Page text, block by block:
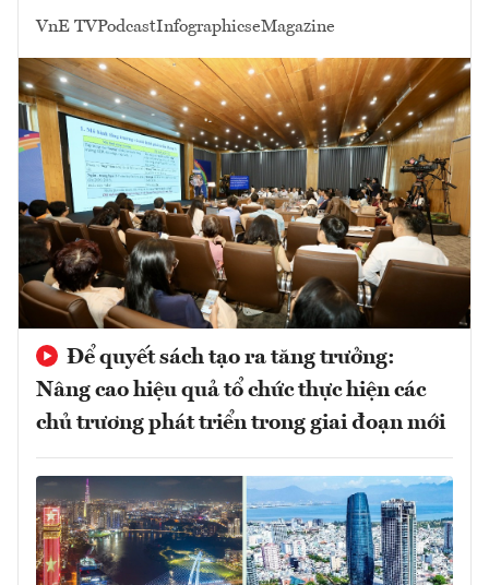
VnE TVPodcastInfographicseMagazine
Để quyết sách tạo ra tăng trưởng:
Nâng cao hiệu quả tổ chức thực hiện các
chủ trương phát triển trong giai đoạn mới